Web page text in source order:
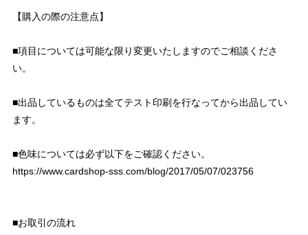
【購入の際の注意点】
■項目については可能な限り変更いたしますのでご相談くださ
い。
■出品しているものは全てテスト印刷を行なってから出品してい
ます。
■色味については必ず以下をご確認ください。
https://www.cardshop-sss.com/blog/2017/05/07/023756
■お取引の流れ